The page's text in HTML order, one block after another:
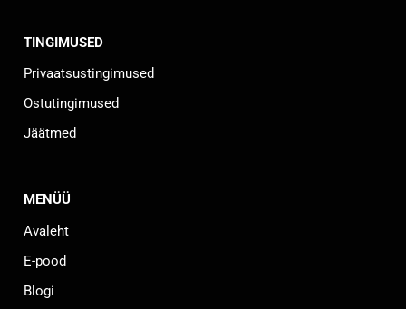
TINGIMUSED
Privaatsustingimused
Ostutingimused
Jäätmed
MENÜÜ
Avaleht
E-pood
Blogi